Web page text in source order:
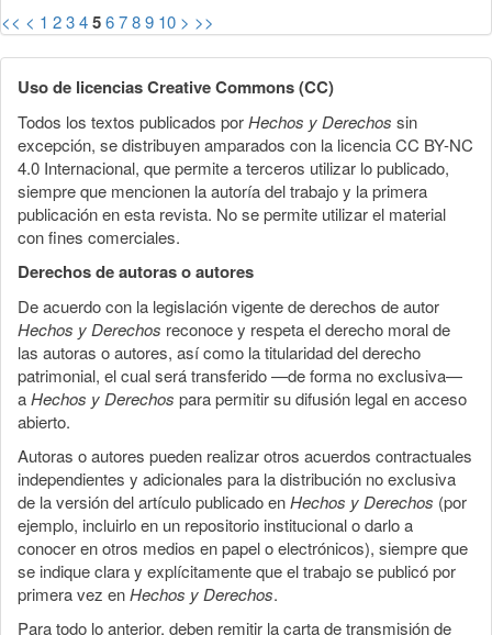
<< < 1 23456789 10 > >>
Uso de licencias Creative Commons (CC)
Todos los textos publicados porHechos y Derechos sin
excepción, se distribuyen amparados con la licencia CC BY-NC
4.0 Internacional, que permite a terceros utilizar lo publicado,
siempre que mencionen la autoría del trabajo y la primera
publicación en esta revista. No se permite utilizar el material
con fines comerciales.
Derechos de autoras o autores
De acuerdo con la legislación vigente de derechos de autor
Hechos y Derechos reconoce y respeta el derecho moral de
las autoras o autores, así como la titularidad del derecho
patrimonial, el cual será transferido —de forma no exclusiva—
aHechos y Derechos para permitir su difusión legal en acceso
abierto.
Autoras o autores pueden realizar otros acuerdos contractuales
independientes y adicionales para la distribución no exclusiva
de la versión del artículo publicado enHechos y Derechos (por
ejemplo, incluirlo en un repositorio institucional o darlo a
conocer en otros medios en papel o electrónicos), siempre que
se indique clara y explícitamente que el trabajo se publicó por
primera vez enHechos y Derechos.
Para todo lo anterior, deben remitir la carta de transmisión de